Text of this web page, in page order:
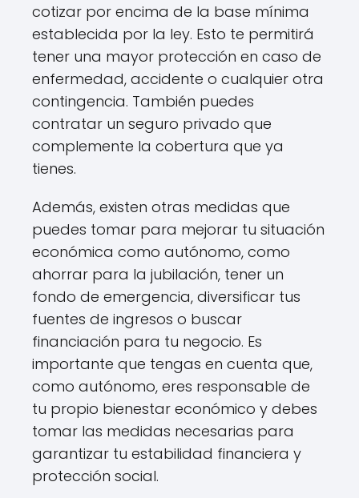
cotizar por encima de la base mínima
establecida por la ley. Esto te permitirá
tener una mayor protección en caso de
enfermedad, accidente o cualquier otra
contingencia. También puedes
contratar un seguro privado que
complemente la cobertura que ya
tienes.
Además, existen otras medidas que
puedes tomar para mejorar tu situación
económica como autónomo, como
ahorrar para la jubilación, tener un
fondo de emergencia, diversificar tus
fuentes de ingresos o buscar
financiación para tu negocio. Es
importante que tengas en cuenta que,
como autónomo, eres responsable de
tu propio bienestar económico y debes
tomar las medidas necesarias para
garantizar tu estabilidad financiera y
protección social.